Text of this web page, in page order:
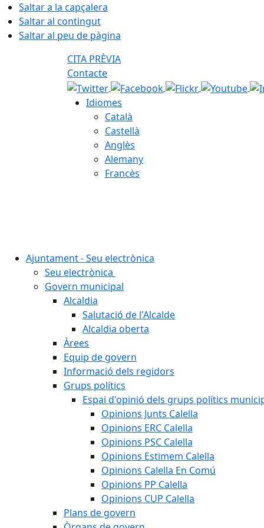
Saltar a la capçalera
Saltar al contingut
Saltar al peu de pàgina
CITA PRÈVIA
Contacte
Idiomes
Català
Castellà
Anglès
Alemany
Francès
Ajuntament - Seu electrònica
Seu electrònica
Govern municipal
Alcaldia
Salutació de l'Alcalde
Alcaldia oberta
Àrees
Equip de govern
Informació dels regidors
Grups polítics
Espai d'opinió dels grups polítics
Opinions Junts Calella
Opinions ERC Calella
Opinions PSC Calella
Opinions Estimem Calella
Opinions Calella En Comú
Opinions PP Calella
Opinions CUP Calella
Plans de govern